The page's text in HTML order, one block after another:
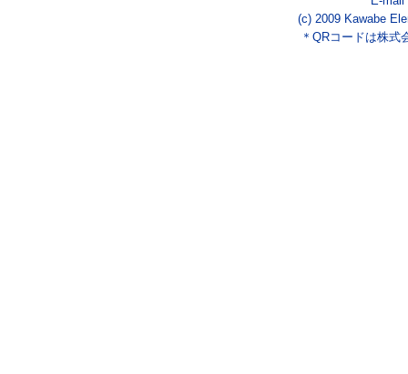
(c) 2009 Kawabe
＊QRコードは株式